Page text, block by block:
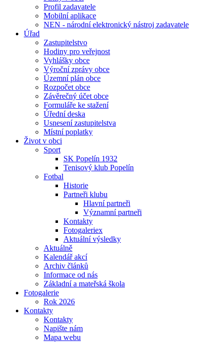
Profil zadavatele
Mobilní aplikace
NEN - národní elektronický nástroj zadavatele
Úřad
Zastupitelstvo
Hodiny pro veřejnost
Vyhlášky obce
Výroční zprávy obce
Územní plán obce
Rozpočet obce
Závěrečný účet obce
Formuláře ke stažení
Úřední deska
Usnesení zastupitelstva
Místní poplatky
Život v obci
Sport
SK Popelín 1932
Tenisový klub Popelín
Fotbal
Historie
Partneři klubu
Hlavní partneři
Významní partneři
Kontakty
Fotogaleriex
Aktuální výsledky
Aktuálně
Kalendář akcí
Archiv článků
Informace od nás
Základní a mateřská škola
Fotogalerie
Rok 2026
Kontakty
Kontakty
Napište nám
Mapa webu